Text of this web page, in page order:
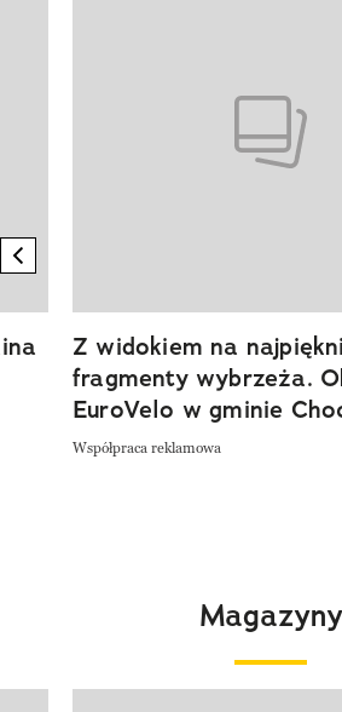
previous element
Z widokiem na
fragmenty wybrzeża.
EuroVelo w gminie
Współpraca reklamowa
Magazyny